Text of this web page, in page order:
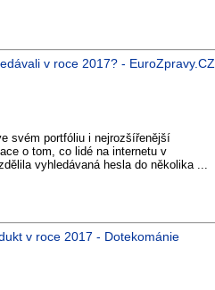
v roce 2017? - EuroZpravy.CZ
svém portfóliu i nejrozšířenější
o tom, co lidé na internetu v
vyhledávaná hesla do několika ...
v roce 2017 - Dotekománie